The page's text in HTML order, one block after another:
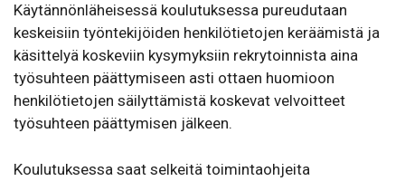
Käytännönläheisessä koulutuksessa pureudutaan
keskeisiin työntekijöiden henkilötietojen keräämistä ja
käsittelyä koskeviin kysymyksiin rekrytoinnista aina
työsuhteen päättymiseen asti ottaen huomioon
henkilötietojen säilyttämistä koskevat velvoitteet
työsuhteen päättymisen jälkeen.
Koulutuksessa saat selkeitä toimintaohjeita